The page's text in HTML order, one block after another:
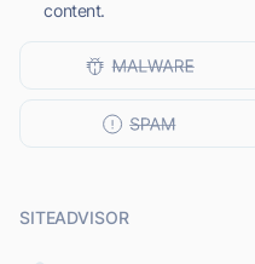
content.
SITEADVISOR